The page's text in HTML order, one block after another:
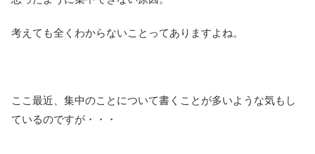
考えても全くわからないことってありますよね。
ここ最近、集中のことについて書くことが多いような気もし
ているのですが・・・